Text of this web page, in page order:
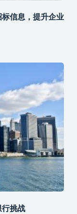
信息，提升企业
挑战